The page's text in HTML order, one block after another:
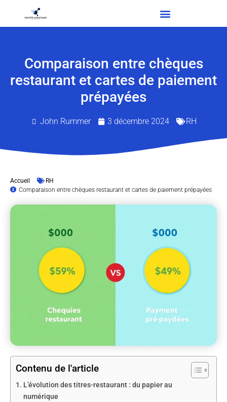
Comparaison entre chèques
restaurant et cartes de paiement
prépayées
John Rummer 3 décembre 2024 RH
Accueil
RH
Comparaison entre chèques restaurant et cartes de paiement prépayées
Contenu de l'article
L’évolution des titres-restaurant : du papier au
numérique